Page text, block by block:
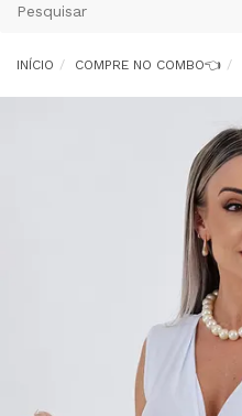
INÍCIO COMPRE NO COMBO👈